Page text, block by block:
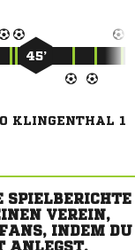
45’
KLINGENTHAL 1
SPIELBERICHTE
VEREIN,
INDEM DU
ANLEGST.